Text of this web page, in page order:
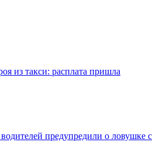
из такси: расплата пришла
предупредили о ловушке с